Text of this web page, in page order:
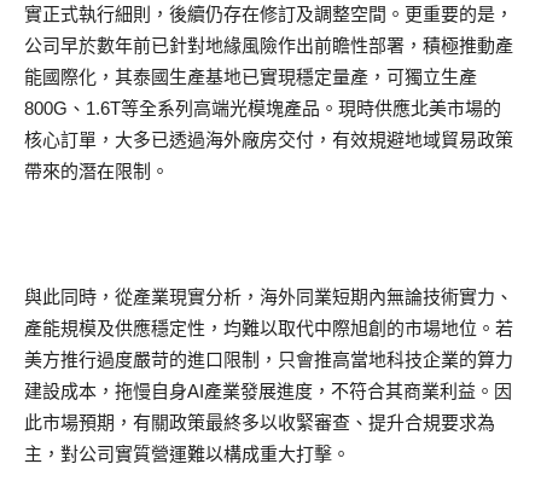
實正式執行細則，後續仍存在修訂及調整空間。更重要的是，
公司早於數年前已針對地緣風險作出前瞻性部署，積極推動產
能國際化，其泰國生產基地已實現穩定量產，可獨立生產
800G、1.6T等全系列高端光模塊產品。現時供應北美市場的
核心訂單，大多已透過海外廠房交付，有效規避地域貿易政策
帶來的潛在限制。
與此同時，從產業現實分析，海外同業短期內無論技術實力、
產能規模及供應穩定性，均難以取代中際旭創的市場地位。若
美方推行過度嚴苛的進口限制，只會推高當地科技企業的算力
建設成本，拖慢自身AI產業發展進度，不符合其商業利益。因
此市場預期，有關政策最終多以收緊審查、提升合規要求為
主，對公司實質營運難以構成重大打擊。